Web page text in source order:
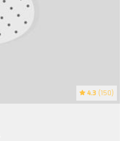
4.3 (150)